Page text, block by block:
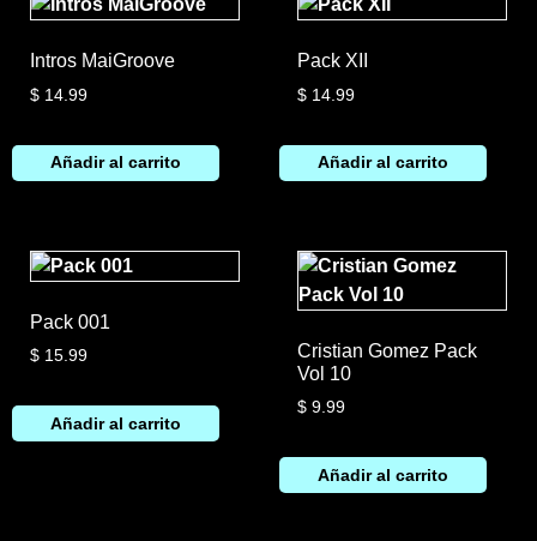
Intros MaiGroove
$ 14.99
Añadir al carrito
Pack XII
$14.99
Añadir al carrito
Pack 001
$ 15.99
Añadir al carrito
Cristian Gomez Pack
Vol 10
$9.99
Añadir al carrito